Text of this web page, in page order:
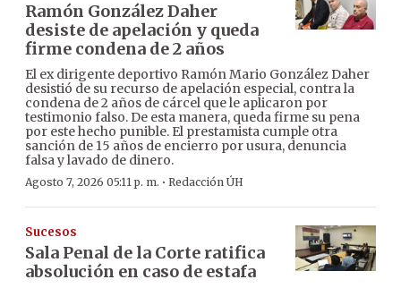
Ramón González Daher
desiste de apelación y queda
firme condena de 2 años
El ex dirigente deportivo Ramón Mario González Daher
desistió de su recurso de apelación especial, contra la
condena de 2 años de cárcel que le aplicaron por
testimonio falso. De esta manera, queda firme su pena
por este hecho punible. El prestamista cumple otra
sanción de 15 años de encierro por usura, denuncia
falsa y lavado de dinero.
Agosto 7, 2026 05:11 p. m. · Redacción ÚH
Sucesos
Sala Penal de la Corte ratifica
absolución en caso de estafa